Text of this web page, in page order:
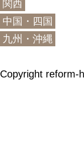
関西
中国・四国
九州・沖縄
Copyright